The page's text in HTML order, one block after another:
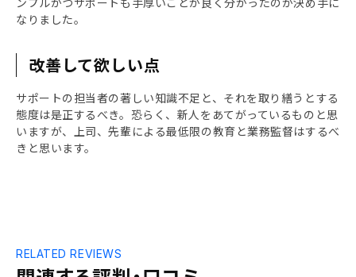
なりました。
改善して欲しい点
サポートの担当者の著しい知識不足と、それを取り繕うとする
態度は是正するべき。恐らく、新人をあてがっているものと思
いますが、上司、先輩による最低限の教育と業務監督はするべ
きと思います。
RELATED REVIEWS